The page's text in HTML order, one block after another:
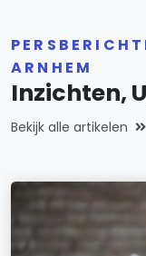
ARNHEM
Inzichten,
Bekijk alle artikelen